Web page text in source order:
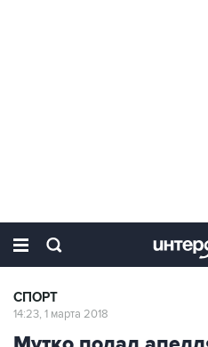
СПОРТ
14:23, 1 марта 2018